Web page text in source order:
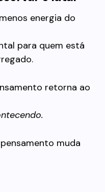
energia do
para quem está
retorna ao
muda